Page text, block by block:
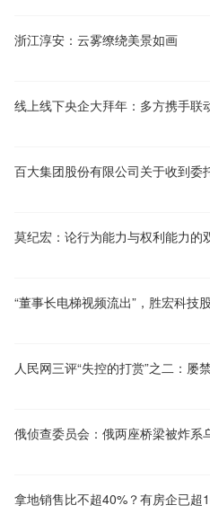
浙江淳安：云雾缭绕美景如画
拿地销售比不超40%？有房企已超